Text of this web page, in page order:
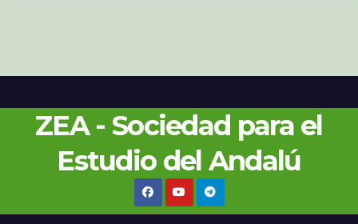
ZEA - Sociedad para el
Estudio del Andalú